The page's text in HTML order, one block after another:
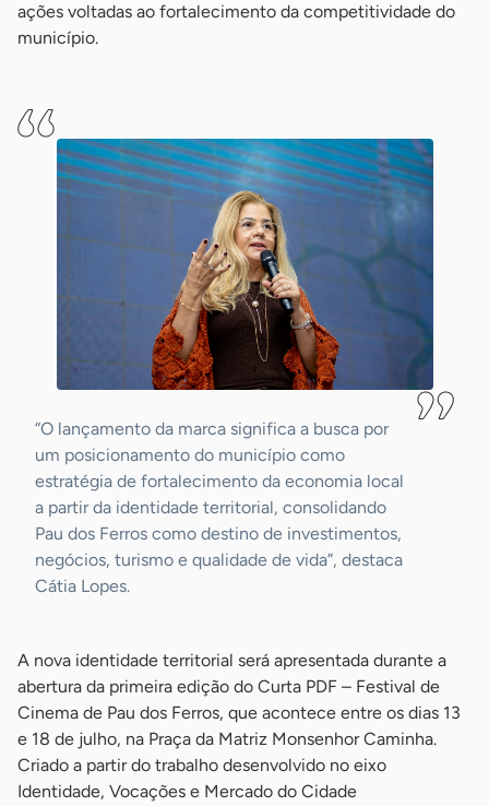
ações voltadas ao fortalecimento da competitividade do
município.
“O lançamento da marca significa a busca por
um posicionamento do município como
estratégia de fortalecimento da economia local
a partir da identidade territorial, consolidando
Pau dos Ferros como destino de investimentos,
negócios, turismo e qualidade de vida”, destaca
Cátia Lopes.
A nova identidade territorial será apresentada durante a
abertura da primeira edição do Curta PDF – Festival de
Cinema de Pau dos Ferros, que acontece entre os dias 13
e 18 de julho, na Praça da Matriz Monsenhor Caminha.
Criado a partir do trabalho desenvolvido no eixo
Identidade, Vocações e Mercado do Cidade